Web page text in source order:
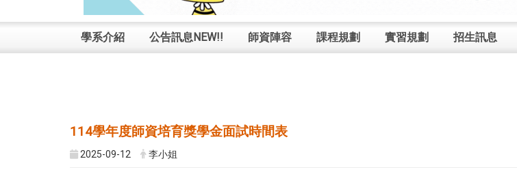
學系介紹 公告訊息NEW!! 師資陣容 課程規劃 實習規劃 招生訊息
114學年度師資培育獎學金面試時間表
2025-09-12 李小姐